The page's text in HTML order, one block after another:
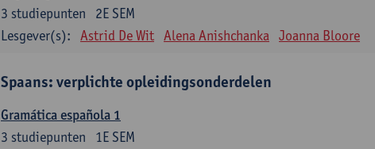
2E SEM
3 studiepunten
Lesgever(s):
Astrid De Wit Alena Anishchanka Joanna Bloore
Spaans: verplichte opleidingsonderdelen
Gramática española 1
1E SEM
3 studiepunten